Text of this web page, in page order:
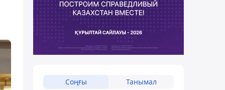
Соңғы Танымал